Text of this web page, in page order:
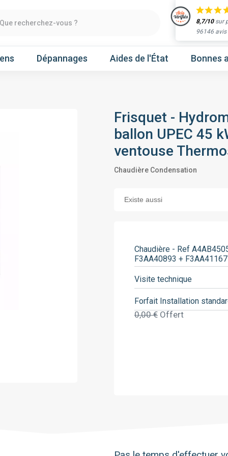
Que recherchez-vous ? 8,7/10sur
96146 avis
Obtenir un devis
Prenez un rendez-
Dépannages Aides de l'État Bonnes
Frisquet -
ballon UPEC 45
ventouse
Chaudière Condensation
Chaudière - Ref
F3AA40893 + F3AA41167
Visite technique
Forfait Installation
0,00 € Offert